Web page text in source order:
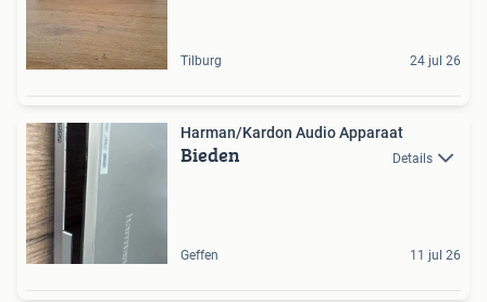
Tilburg 24 jul 26
Harman/Kardon Audio Apparaat
Bieden Details
Geffen 11 jul 26